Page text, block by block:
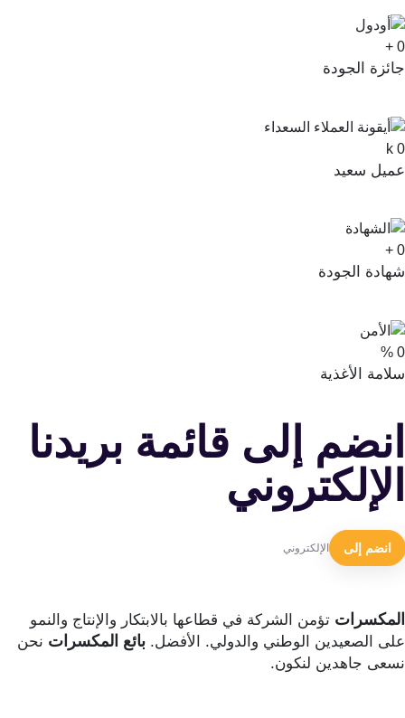
+
الجودة
k
سعيد
+
الجودة
%
الأغذية
إلى قائمة بريدنا
انضم إلى
تؤمن الشركة في قطاعها بالابتكار والإنتاج والنمو
الصعيدين الوطني والدولي. الأفضل. بائع المكسراتنحن
جاهدين لنكون.